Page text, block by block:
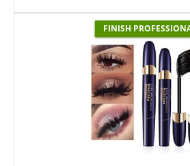
FINISH